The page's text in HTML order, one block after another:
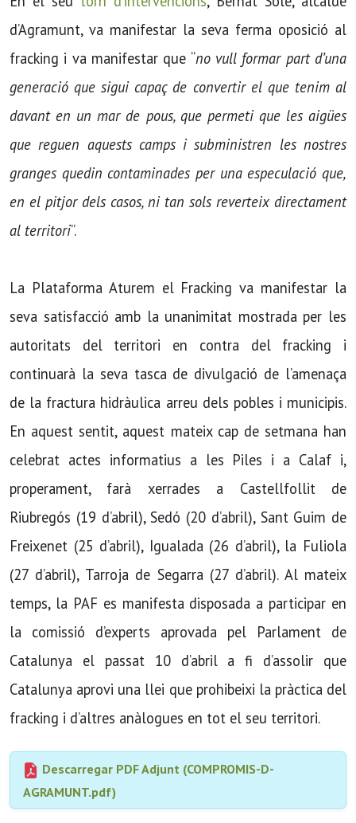
d’Agramunt, va manifestar la seva ferma oposició al
fracking i va manifestar que “no vull formar part d’una
generació que sigui capaç de convertir el que tenim al
davant en un mar de pous, que permeti que les aigües
que reguen aquests camps i subministren les nostres
granges quedin contaminades per una especulació que,
en el pitjor dels casos, ni tan sols reverteix directament
al territori”.
La Plataforma Aturem el Fracking va manifestar la
seva satisfacció amb la unanimitat mostrada per les
autoritats del territori en contra del fracking i
continuarà la seva tasca de divulgació de l’amenaça
de la fractura hidràulica arreu dels pobles i municipis.
En aquest sentit, aquest mateix cap de setmana han
celebrat actes informatius a les Piles i a Calaf i,
properament, farà xerrades a Castellfollit de
Riubregós (19 d’abril), Sedó (20 d’abril), Sant Guim de
Freixenet (25 d’abril), Igualada (26 d’abril), la Fuliola
(27 d’abril), Tarroja de Segarra (27 d’abril). Al mateix
temps, la PAF es manifesta disposada a participar en
la comissió d’experts aprovada pel Parlament de
Catalunya el passat 10 d’abril a fi d’assolir que
Catalunya aprovi una llei que prohibeixi la pràctica del
fracking i d’altres anàlogues en tot el seu territori.
Descarregar PDF Adjunt (COMPROMIS-D-
AGRAMUNT.pdf)